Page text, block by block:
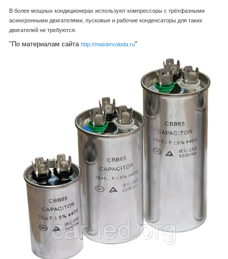
В более мощных кондиционерах используют компрессоры с трёхфазными
асинхронными двигателями, пусковые и рабочие конденсаторы для таких
двигателей не требуются.
"По материалам сайта http://masterxoloda.ru"